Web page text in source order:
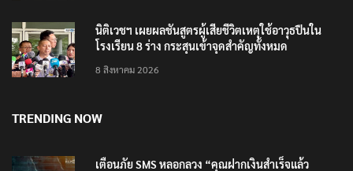
นิติเวชฯ เผยผลชันสูตรผู้เสียชีวิตเหตุใช้อาวุธปืนใน
โรงเรียน 8 ร่าง กระสุนเข้าจุดสำคัญทั้งหมด
8 สิงหาคม 2026
TRENDING NOW
เตือนภัย SMS หลอกลวง “คุณฝากเงินสำเร็จแล้ว